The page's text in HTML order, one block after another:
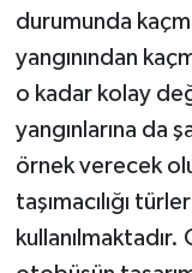
durumunda
yangınından
o kadar kolay
yangınlarına da
örnek verecek
taşımacılığı